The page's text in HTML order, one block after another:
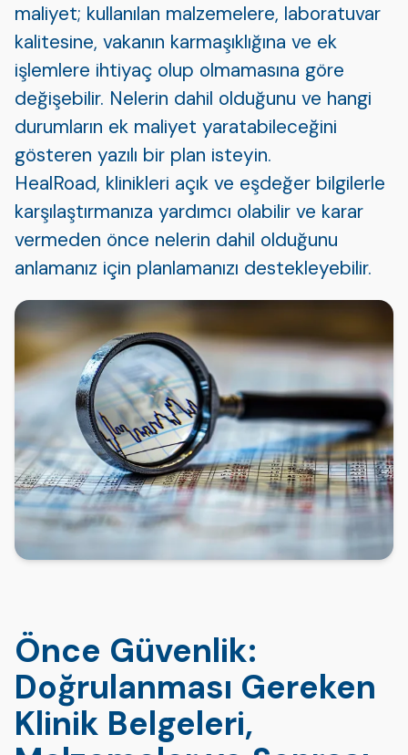
maliyet; kullanılan malzemelere, laboratuvar
kalitesine, vakanın karmaşıklığına ve ek
işlemlere ihtiyaç olup olmamasına göre
değişebilir. Nelerin dahil olduğunu ve hangi
durumların ek maliyet yaratabileceğini
gösteren yazılı bir plan isteyin.
HealRoad, klinikleri açık ve eşdeğer bilgilerle
karşılaştırmanıza yardımcı olabilir ve karar
vermeden önce nelerin dahil olduğunu
anlamanız için planlamanızı destekleyebilir.
Önce Güvenlik:
Doğrulanması Gereken
Klinik Belgeleri,